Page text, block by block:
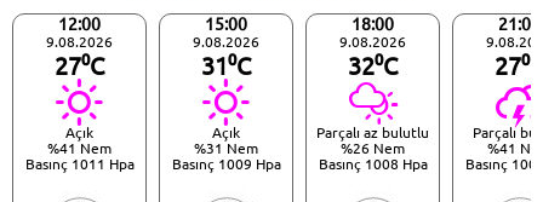
12:00
9.08.2026
27⁰C
Açık
%41 Nem
Basınç 1011 Hpa
15:00
9.08.2026
31⁰C
Açık
%31 Nem
Basınç 1009 Hpa
18:00
9.08.2026
32⁰C
Parçalı az bulutlu
%26 Nem
Basınç 1008 Hpa
21:00
27⁰C
Parçalı
%41
Basınç